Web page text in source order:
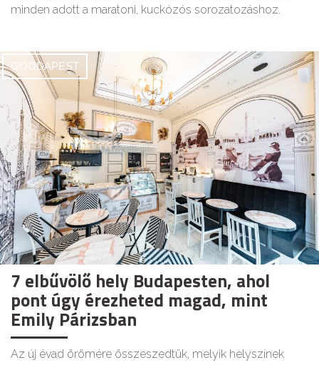
minden adott a maratoni, kuckózós sorozatozáshoz.
GOODAPEST
7 elbűvölő hely Budapesten, ahol
pont úgy érezheted magad, mint
Emily Párizsban
Az új évad örömére összeszedtük, melyik helyszínek